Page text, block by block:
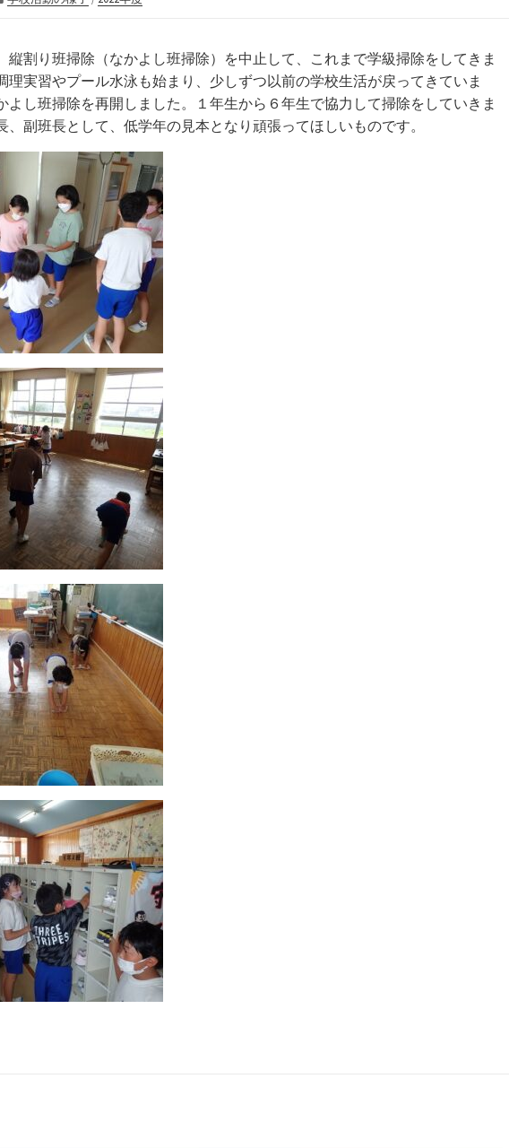
リ
ー
縦割り班掃除（なかよし班掃除）を中止して、これまで学級掃除をしてきま
理実習やプール水泳も始まり、少しずつ以前の学校生活が戻ってきていま
よし班掃除を再開しました。１年生から６年生で協力して掃除をしていきま
、副班長として、低学年の見本となり頑張ってほしいものです。